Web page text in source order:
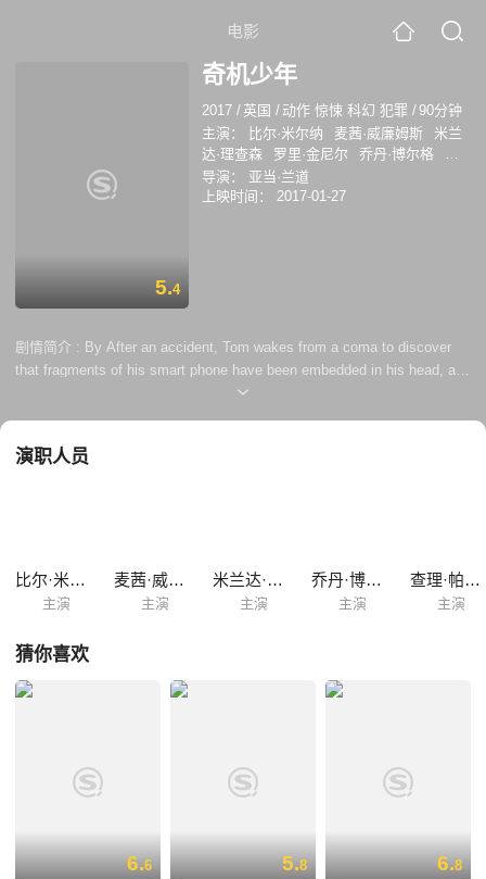
电影
5.4
奇机少年
2017 / 英国 / 动作 惊悚 科幻 犯罪 /90分钟
主演：
比尔·米尔纳 麦茜·威廉姆斯
米兰
达·理查森
罗里·金尼尔 乔丹·博尔格
查
理·帕尔默·罗斯韦尔
戴维
沙奎尔·阿里-耶布阿
导演：
亚当·兰道
上映时间：
2017-01-27
剧情简介 : By After an accident, Tom wakes from a coma to discover
that fragments of his smart phone have been embedded in his head, and
worse, that returning to normal teenage life is impossible because he
演职人员
比尔·米尔纳
主演
麦茜·威廉姆斯
主演
米兰达·理查森
主演
乔丹·博尔格
主演
查理·帕尔默·罗斯韦尔
主演
猜你喜欢
6.6 5.8 6.8